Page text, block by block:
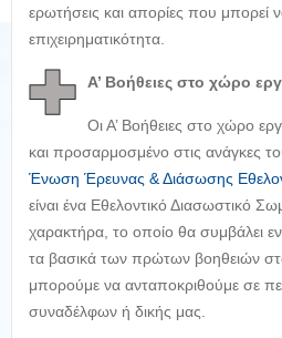
ερωτήσεις και απορίες που μπορεί
επιχειρηματικότητα.
Α’ Βοήθειες στο χώρο
Οι Α’ Βοήθειες στο χώρο
και προσαρμοσμένο στις ανάγκες
Ένωση Έρευνας & Διάσωσης
είναι ένα Εθελοντικό Διασωστικό
χαρακτήρα, το οποίο θα συμβάλει
τα βασικά των πρώτων βοηθειών
μπορούμε να ανταποκριθούμε σε
συναδέλφων ή δικής μας.